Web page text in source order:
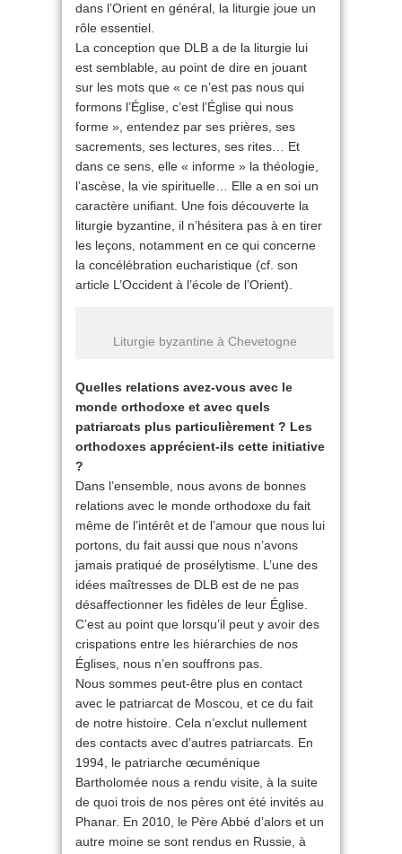
dans l’Orient en général, la liturgie joue un
rôle essentiel.
La conception que DLB a de la liturgie lui
est semblable, au point de dire en jouant
sur les mots que « ce n’est pas nous qui
formons l’Église, c’est l’Église qui nous
forme », entendez par ses prières, ses
sacrements, ses lectures, ses rites… Et
dans ce sens, elle « informe » la théologie,
l’ascèse, la vie spirituelle… Elle a en soi un
caractère unifiant. Une fois découverte la
liturgie byzantine, il n’hésitera pas à en tirer
les leçons, notamment en ce qui concerne
la concélébration eucharistique (cf. son
article L’Occident à l’école de l’Orient).
Liturgie byzantine à Chevetogne
Quelles relations avez-vous avec le
monde orthodoxe et avec quels
patriarcats plus particulièrement ? Les
orthodoxes apprécient-ils cette initiative
?
Dans l’ensemble, nous avons de bonnes
relations avec le monde orthodoxe du fait
même de l’intérêt et de l’amour que nous lui
portons, du fait aussi que nous n’avons
jamais pratiqué de prosélytisme. L’une des
idées maîtresses de DLB est de ne pas
désaffectionner les fidèles de leur Église.
C’est au point que lorsqu’il peut y avoir des
crispations entre les hiérarchies de nos
Églises, nous n’en souffrons pas.
Nous sommes peut-être plus en contact
avec le patriarcat de Moscou, et ce du fait
de notre histoire. Cela n’exclut nullement
des contacts avec d’autres patriarcats. En
1994, le patriarche œcuménique
Bartholomée nous a rendu visite, à la suite
de quoi trois de nos pères ont été invités au
Phanar. En 2010, le Père Abbé d’alors et un
autre moine se sont rendus en Russie, à